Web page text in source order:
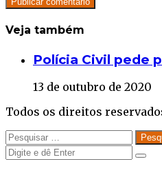
Veja também
ClosePolícia Civil pede
13 de outubro de 2020
Todos os direitos
Close
Pesquisar
por:
Close